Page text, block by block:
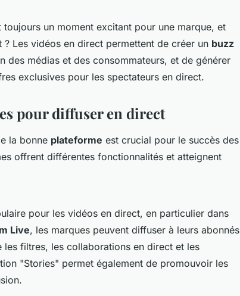
toujours un moment excitant pour une marque, et
Les vidéos en direct permettent de créer un buzz
des médias et des consommateurs, et de générer
exclusives pour les spectateurs en direct.
pour diffuser en direct
la bonne plateforme est crucial pour le succès des
offrent différentes fonctionnalités et atteignent
pour les vidéos en direct, en particulier dans
Live, les marques peuvent diffuser à leurs abonnés
filtres, les collaborations en direct et les
"Stories" permet également de promouvoir les